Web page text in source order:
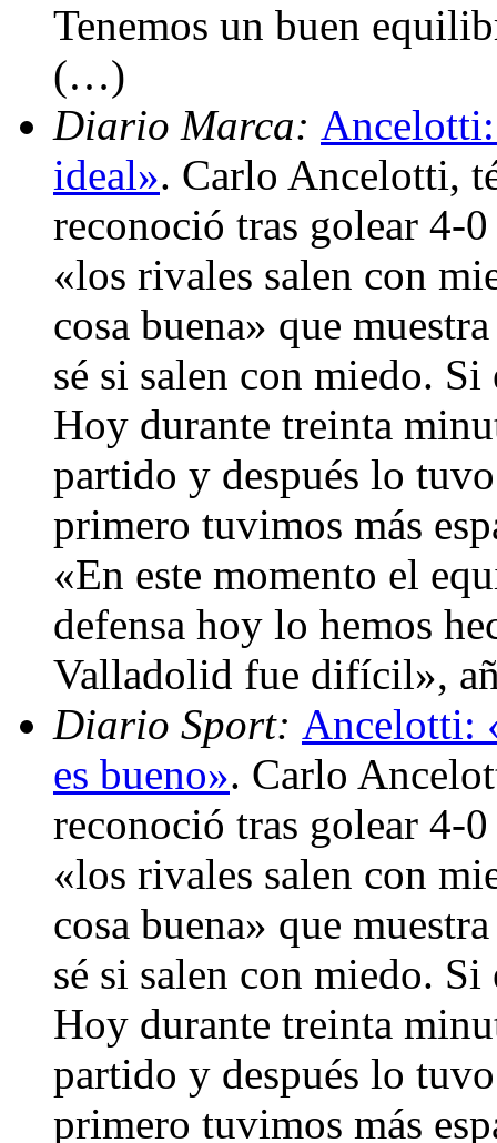
Tenemos un buen
(…)
Diario Marca:
ideal». Carlo Ancelotti,
reconoció tras golear 4-
«los rivales salen con
cosa buena» que
sé si salen con miedo. Si
Hoy durante treinta
partido y después lo
primero tuvimos más
«En este momento el
defensa hoy lo hemos
Valladolid fue difícil»,
Diario Sport: Ancelotti:
es bueno». Carlo
reconoció tras golear 4-
«los rivales salen con
cosa buena» que
sé si salen con miedo. Si
Hoy durante treinta
partido y después lo
primero tuvimos más